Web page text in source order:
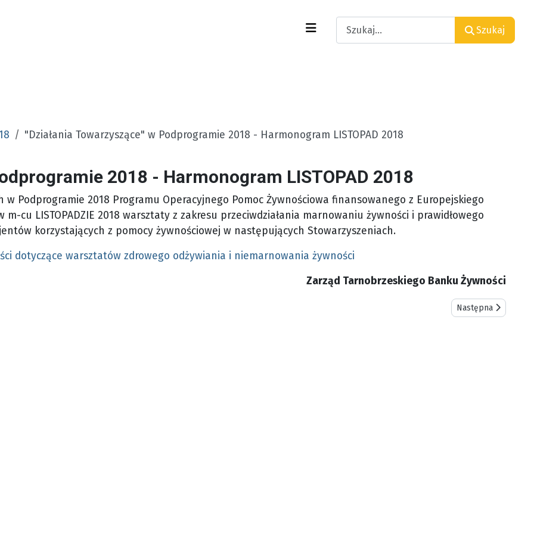
Search
Szukaj
"Działania Towarzyszące" w Podprogramie 2018 - Harmonogram LISTOPAD 2018
2018 - Harmonogram LISTOPAD 2018
w Podprogramie 2018 Programu Operacyjnego Pomoc Żywnościowa finansowanego z Europejskiego
cu LISTOPADZIE 2018 warsztaty z zakresu przeciwdziałania marnowaniu żywności i prawidłowego
korzystających z pomocy żywnościowej w następujących Stowarzyszeniach.
dotyczące warsztatów zdrowego odżywiania i niemarnowania żywności
Zarząd Tarnobrzeskiego Banku Żywności
2018 Następna strona:
Następna